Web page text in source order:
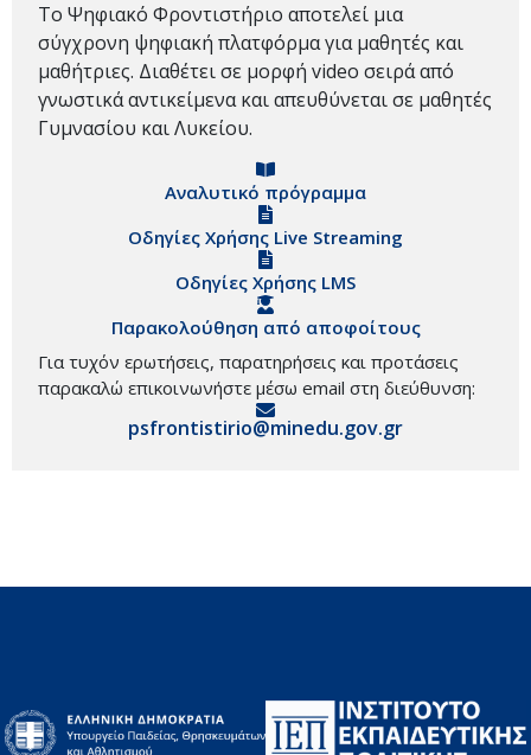
Το Ψηφιακό Φροντιστήριο αποτελεί μια
σύγχρονη ψηφιακή πλατφόρμα για μαθητές και
μαθήτριες. Διαθέτει σε μορφή video σειρά από
γνωστικά αντικείμενα και απευθύνεται σε μαθητές
Γυμνασίου και Λυκείου.
Αναλυτικό πρόγραμμα
Οδηγίες Χρήσης Live Streaming
Οδηγίες Χρήσης LMS
Παρακολούθηση από αποφοίτους
Για τυχόν ερωτήσεις, παρατηρήσεις και προτάσεις
παρακαλώ επικοινωνήστε μέσω email στη διεύθυνση:
psfrontistirio@minedu.gov.gr